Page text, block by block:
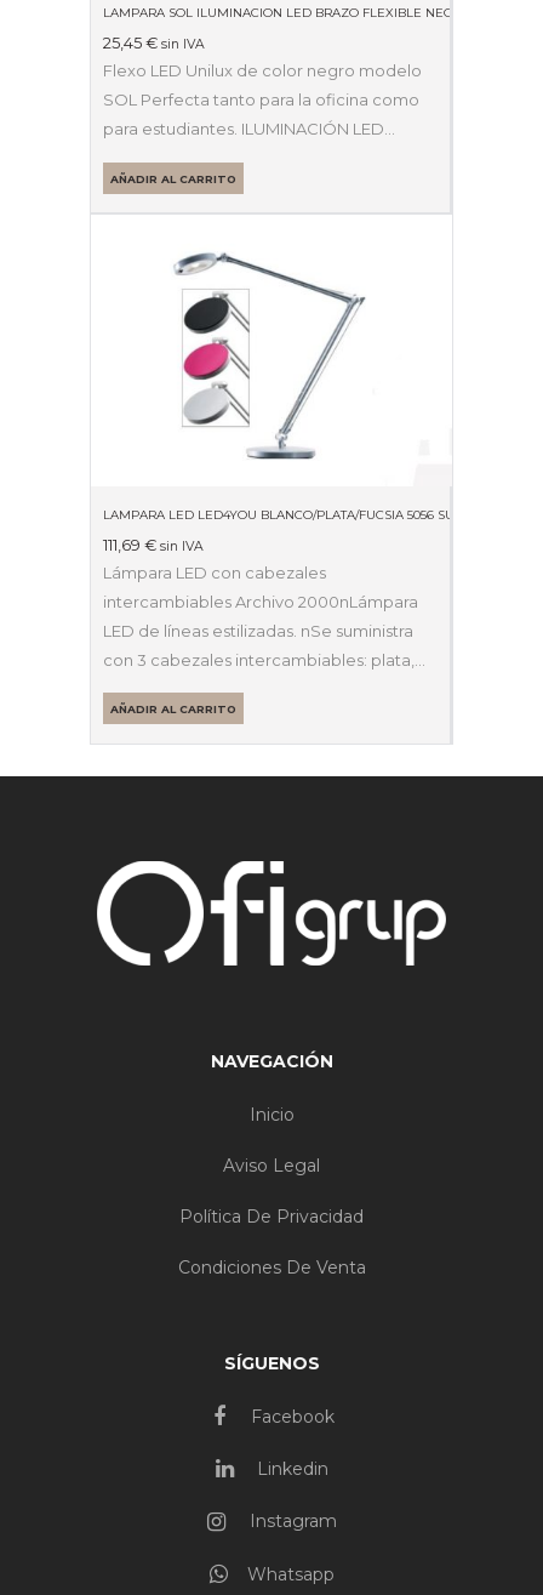
LAMPARA SOL ILUMINACION LED BRAZO FLEXIBLE NEGRA 400077402
25,45 € sin IVA
Flexo LED Unilux de color negro modelo
SOL Perfecta tanto para la oficina como
para estudiantes. ILUMINACIÓN LED…
AÑADIR AL CARRITO
LAMPARA LED LED4YOU BLANCO/PLATA/FUCSIA 5056 SU
111,69 € sin IVA
Lámpara LED con cabezales
intercambiables Archivo 2000nLámpara
LED de líneas estilizadas. nSe suministra
con 3 cabezales intercambiables: plata,…
AÑADIR AL CARRITO
NAVEGACIÓN
Inicio
Aviso Legal
Política De Privacidad
Condiciones De Venta
SÍGUENOS
Facebook
Linkedin
Instagram
Whatsapp